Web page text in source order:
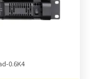
0.6K4